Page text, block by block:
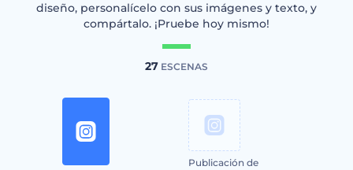
diseño, personalícelo con sus imágenes y texto, y
compártalo. ¡Pruebe hoy mismo!
27 ESCENAS
Publicación de